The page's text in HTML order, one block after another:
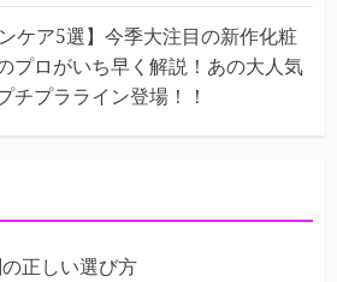
ケア5選】今季大注目の新作化粧
プロがいち早く解説！あの大人気
チプラライン登場！！
正しい選び方